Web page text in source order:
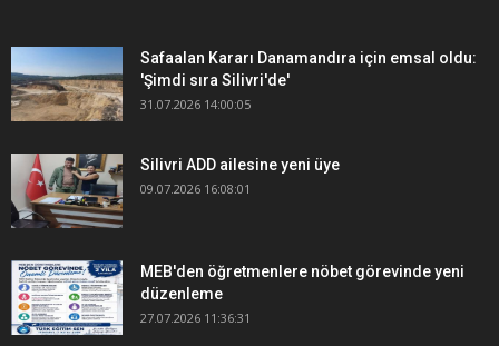
Safaalan Kararı Danamandıra için emsal oldu:
'Şimdi sıra Silivri'de'
31.07.2026 14:00:05
Silivri ADD ailesine yeni üye
09.07.2026 16:08:01
MEB'den öğretmenlere nöbet görevinde yeni
düzenleme
27.07.2026 11:36:31